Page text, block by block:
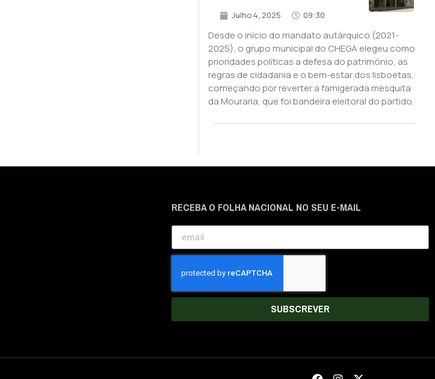
Julho 4, 2025 09:30
Desde o início do mandato autárquico (2021-
2025), o grupo municipal do CHEGA elegeu como
prioridades políticas a defesa do património, as
regras de cidadania e o bem-estar dos lisboetas,
começando por reverter a famigerada mesquita
da Mouraria, que foi bandeira eleitoral do partido.
RECEBA O FOLHA NACIONAL NO SEU E-MAIL
SUBSCREVER